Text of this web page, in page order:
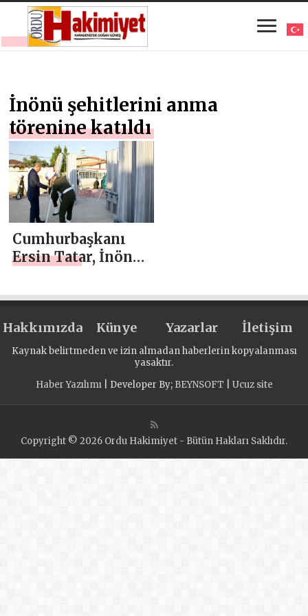
İnönü şehitlerini anma
törenine katıldı
Cumhurbaşkanı
Ersin Tatar, İnönü
törenine katıldı
Hakkımızda Künye Yazarlar İletişim
Kaynak belirtmeden ve izin almadan haberlerin kopyalanması
yasaktır.
Haber Yazılımı| Developer By; BEYNSOFT Ucuz site
Copyright © 2026 Ordu Hakimiyet - Bütün Hakları Saklıdır.